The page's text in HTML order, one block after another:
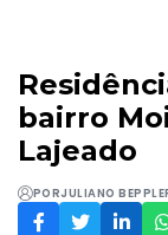
bairro
Lajeado
PORJULIANO